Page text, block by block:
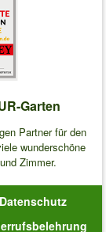
Garten
Partner für den
wunderschöne
Zimmer.
Datenschutz